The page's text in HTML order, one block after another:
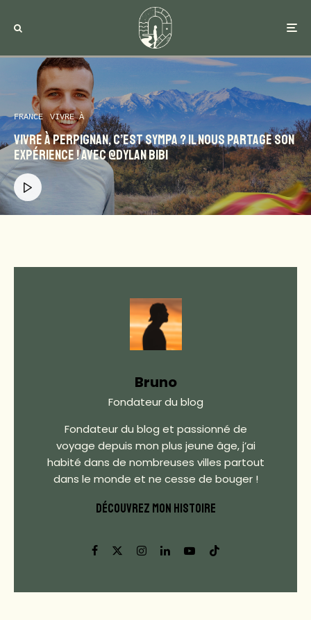
FRANCE VIVRE À
Vivre à Perpignan, c’est sympa ? Il nous partage son
expérience ! Avec @Dylan Bibi
Bruno
Fondateur du blog
Fondateur du blog et passionné de
voyage depuis mon plus jeune âge, j’ai
habité dans de nombreuses villes partout
dans le monde et ne cesse de bouger !
DÉCOUVREZ MON HISTOIRE